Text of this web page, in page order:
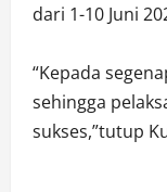
dari 1-10 Juni
“Kepada
sehingga
sukses,”tutup